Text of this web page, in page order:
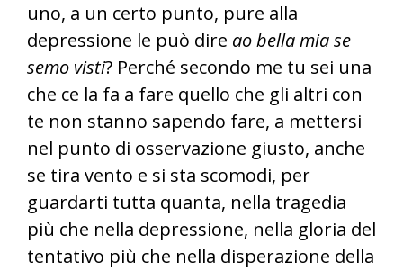
uno, a un certo punto, pure alla
depressione le può dire ao bella mia se
semo visti? Perché secondo me tu sei una
che ce la fa a fare quello che gli altri con
te non stanno sapendo fare, a mettersi
nel punto di osservazione giusto, anche
se tira vento e si sta scomodi, per
guardarti tutta quanta, nella tragedia
più che nella depressione, nella gloria del
tentativo più che nella disperazione della